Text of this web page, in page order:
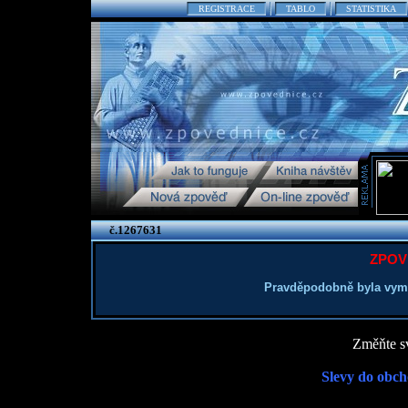
REGISTRACE TABLO STATISTIKA
č.1267631
Pravděpodobně byla
Změňte
Slevy do